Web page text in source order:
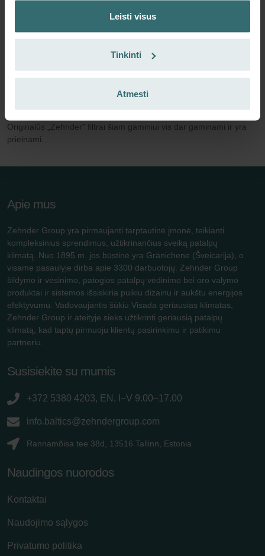
Leisti visus
Tinkinti
Atmesti
600: 2006–2012 m. modelis
Originalūs „Zehnder" filtrai šiam gaminiui vis dar gaminami ir yra
prieinami.
Apie mus
Zehnder Group yra pirmaujanti tarptautinė įmonė, teikianti
kompleksinius sprendimus, užtikrinančius sveiką patalpų
klimatą. Nuo 1895 m. jos būstinė yra Gränichene (Šveicarija), o
visame pasaulyje dirba apie 3300 darbuotojų. Zehnder Group
šildymo ir vėsinimo, patogios patalpų vėdinimo bei oro valymo
produktai ir sistemos išsiskiria puikiu dizainu ir aukštu energijos
efektyvumu. Vadovaujantis šūkiu Visada geriausias klimatas,
Zehnder Group ir ateityje sieks užtikrinti geriausią patalpų
klimatą, kad taptų pirmuoju klientų pasirinkimu ir patikimu
partneriu.
Susisiekite su mumis
+372 5380 4203, EN, I–V 9.00–17.00
info.baltics@zehndergroup.com
Rannamõisa tee 38d, 13516 Tallinn, Estonia
Naudingos nuorodos
Kontaktai
Naudojimo sąlygos
Privatumo politika